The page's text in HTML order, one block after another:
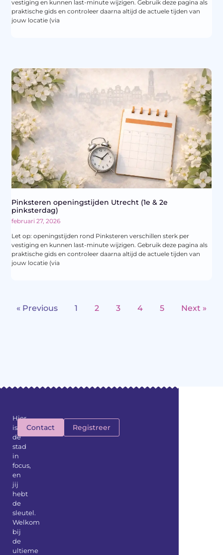
vestiging en kunnen last-minute wijzigen. Gebruik deze pagina als
praktische gids en controleer daarna altijd de actuele tijden van
jouw locatie (via
Pinksteren openingstijden Utrecht (1e & 2e
pinksterdag)
februari 27, 2026
Let op: openingstijden rond Pinksteren verschillen sterk per
vestiging en kunnen last-minute wijzigen. Gebruik deze pagina als
praktische gids en controleer daarna altijd de actuele tijden van
jouw locatie (via
« Previous 1 2 3 4 5 Next »
Hier
is
de
stad
in
focus,
en
jij
hebt
de
sleutel.
Welkom
bij
de
ultieme
Contact Registreer